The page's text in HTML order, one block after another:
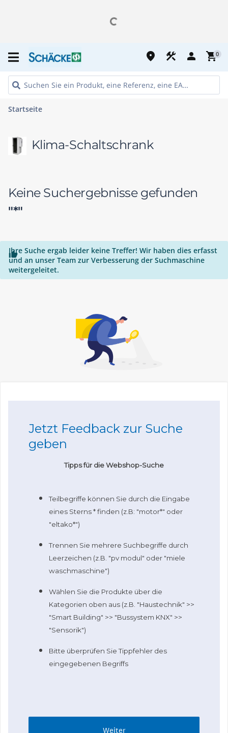
place construction person shopping_cart0
Startseite
Klima-Schaltschrank
Keine Suchergebnisse gefunden
"*"

Ihre Suche ergab leider keine Treffer! Wir haben dies erfasst
und an unser Team zur Verbesserung der Suchmaschine
weitergeleitet.